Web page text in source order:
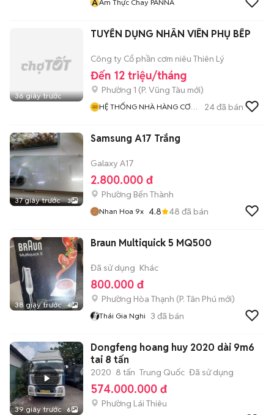
Ẩm Thực Chay PANNA
36 giây trước
TUYỂN DỤNG NHÂN VIÊN PHỤ BẾP
Công ty Cổ phần cơm niêu Thiên Lý
Đến 12 triệu/tháng
Phường 1 (P. Vũng Tàu mới)
HỆ THỐNG NHÀ HÀNG CƠM
24đã bán
37 giây trước 3
Samsung A17 Trắng
Galaxy A17
2.800.000 đ
Phường Bến Thành
Nhan Hoa 9x 4.8 48 đã bán
38 giây trước 4
Braun Multiquick 5 MQ500
Đã sử dụng Khác
800.000 đ
Phường Hòa Thạnh (P. Tân Phú mới)
Thái Gia Nghi 3 đã bán
39 giây trước 6
Dongfeng hoang huy 2020 dài 9m6
tai 8 tấn
2020 8 tấn Trung Quốc Đã sử dụng
574.000.000 đ
Phường Lái Thiêu